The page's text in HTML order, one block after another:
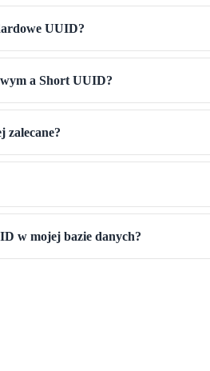
UUID?
a Short UUID?
zalecane?
w mojej bazie danych?